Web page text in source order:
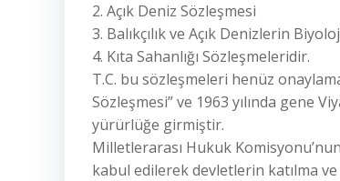
2. Açık Deniz Sözleşmesi
3. Balıkçılık ve Açık Denizlerin
4. Kıta Sahanlığı Sözleşmeleridir.
T.C. bu sözleşmeleri henüz
Sözleşmesi” ve 1963 yılında gene
yürürlüğe girmiştir.
Milletlerarası Hukuk
kabul edilerek devletlerin katılma